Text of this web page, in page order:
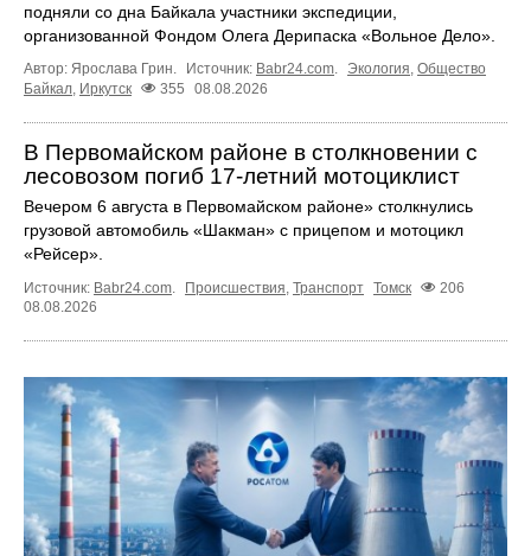
подняли со дна Байкала участники экспедиции,
организованной Фондом Олега Дерипаска «Вольное Дело».
Автор: Ярослава Грин. Источник: Babr24.com Экология Общество
Байкал Иркутск 355 08.08.2026
В Первомайском районе в столкновении с
лесовозом погиб 17-летний мотоциклист
Вечером 6 августа в Первомайском районе» столкнулись
грузовой автомобиль «Шакман» с прицепом и мотоцикл
«Рейсер».
Источник: Babr24.com. Происшествия, Транспорт Томск
206
08.08.2026